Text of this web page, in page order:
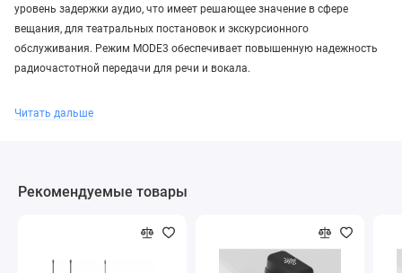
уровень задержки аудио, что имеет решающее значение в сфере
вещания, для театральных постановок и экскурсионного
обслуживания. Режим MODE3 обеспечивает повышенную надежность
радиочастотной передачи для речи и вокала.
передачи за счет дополнительного алгоритма исправления ошибок и
Выбираемая выходная мощность
Пользователь может выбрать различную выходную мощность
Читать дальше
Рекомендуемые товары